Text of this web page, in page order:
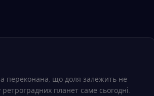
переконана, що доля залежить не
планет саме сьогодні.